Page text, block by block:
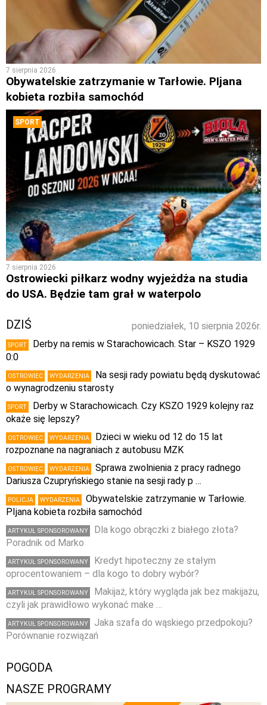
7 sierpnia 2026
Obywatelskie zatrzymanie w Tarłowie. PIjana
kobieta rozbiła samochód
SPORT
7 sierpnia 2026
Ostrowiecki piłkarz wodny wyjeżdża na studia
do USA. Będzie tam grał w waterpolo
poniedziałek, 10 sierpnia 2026r.
DZIŚ
SPORT
Derby na remis w Starachowicach. Star – KSZO 1929
0:0
OSTROWIEC WYDARZENIA
Na sesji rady powiatu będą dyskutować
o wynagrodzeniu starosty
SPORT
Derby w Starachowicach. Czy KSZO 1929 kolejny raz
okaże się lepszy?
OSTROWIEC WYDARZENIA
Dzieci w wieku od 12 do 15 lat
rozpoznane na nagraniach z autobusu MZK
OSTROWIEC WYDARZENIA
Sprawa zwolnienia z pracy radnego
Dariusza Czupryńskiego stanie na sesji rady p …
POLICJA WYDARZENIA
Obywatelskie zatrzymanie w Tarłowie.
PIjana kobieta rozbiła samochód
ARTYKUŁ SPONSOROWANY
Dla kogo obrączki z białego złota?
Poradnik od Marko
ARTYKUŁ SPONSOROWANY
Kredyt hipoteczny ze stałym
oprocentowaniem – dla kogo to dobry wybór?
ARTYKUŁ SPONSOROWANY
Makijaż, który wygląda jak bez makijażu,
czyli jak prawidłowo wykonać make …
ARTYKUŁ SPONSOROWANY
Jaka szafa do wąskiego przedpokoju?
Porównanie rozwiązań
POGODA
NASZE PROGRAMY